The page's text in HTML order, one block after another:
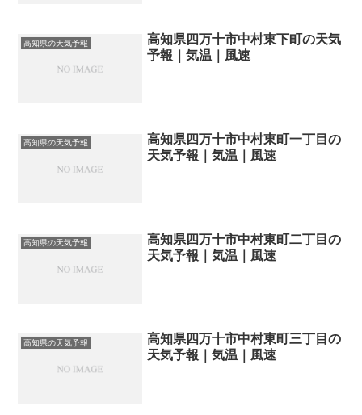
高知県の天気予報
高知県四万十市中村東下町の天気
予報｜気温｜風速
高知県の天気予報
高知県四万十市中村東町一丁目の
天気予報｜気温｜風速
高知県の天気予報
高知県四万十市中村東町二丁目の
天気予報｜気温｜風速
高知県の天気予報
高知県四万十市中村東町三丁目の
天気予報｜気温｜風速